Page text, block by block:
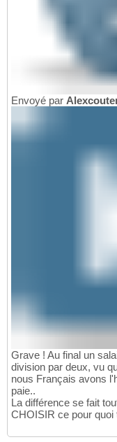
Envoyé par
Grave ! Au final un
division par deux, vu
nous Français avons
paie..
La différence se fait
CHOISIR ce pour